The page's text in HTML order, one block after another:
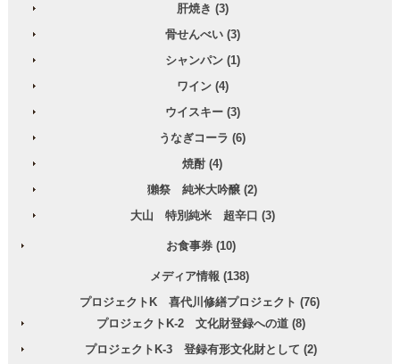
肝焼き (3)
骨せんべい (3)
シャンパン (1)
ワイン (4)
ウイスキー (3)
うなぎコーラ (6)
焼酎 (4)
獺祭 純米大吟醸 (2)
大山 特別純米 超辛口 (3)
お食事券 (10)
メディア情報 (138)
プロジェクトK 喜代川修繕プロジェクト (76)
プロジェクトK-2 文化財登録への道 (8)
プロジェクトK-3 登録有形文化財として (2)